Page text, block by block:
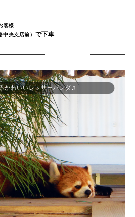
客様
中央支店前） で下車
かわいいレッサーパンダ♫